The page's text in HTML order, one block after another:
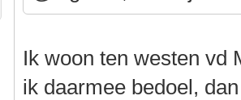
Ik woon ten westen vd
ik daarmee bedoel,